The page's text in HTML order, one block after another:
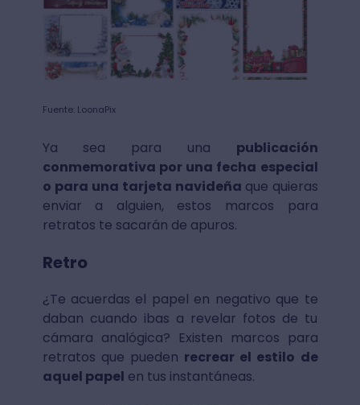
Fuente: LoonaPix
Ya sea para una publicación
conmemorativa por una fecha especial
o para una tarjeta navideña que quieras
enviar a alguien, estos marcos para
retratos te sacarán de apuros.
Retro
¿Te acuerdas el papel en negativo que te
daban cuando ibas a revelar fotos de tu
cámara analógica? Existen marcos para
retratos que pueden recrear el estilo de
aquel papel en tus instantáneas.